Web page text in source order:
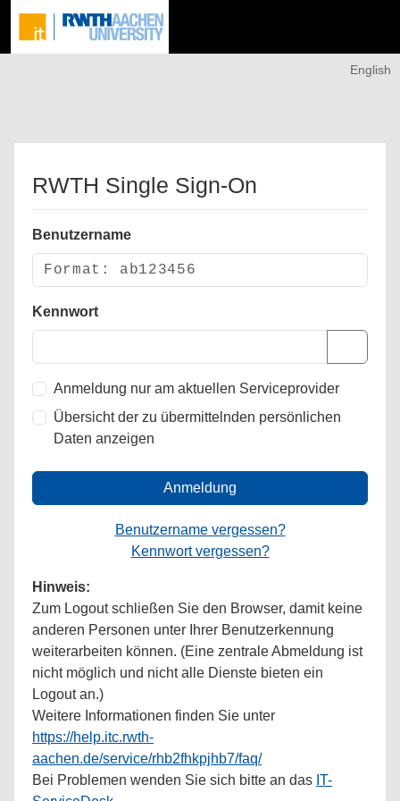
English
RWTH Single Sign-On
Benutzername
Kennwort
Anmeldung nur am aktuellen Serviceprovider
Übersicht der zu übermittelnden persönlichen
Daten anzeigen
Anmeldung
Benutzername vergessen?
Kennwort vergessen?
Hinweis:
Zum Logout schließen Sie den Browser, damit keine
anderen Personen unter Ihrer Benutzerkennung
weiterarbeiten können. (Eine zentrale Abmeldung ist
nicht möglich und nicht alle Dienste bieten ein
Logout an.)
Weitere Informationen finden Sie unter
https://help.itc.rwth-
aachen.de/service/rhb2fhkpjhb7/faq/
Bei Problemen wenden Sie sich bitte an das IT-